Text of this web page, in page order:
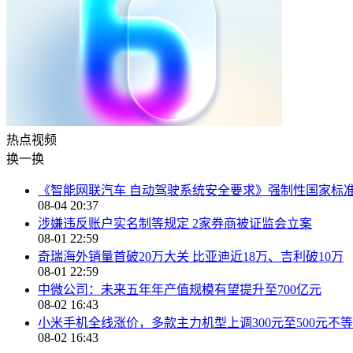
热点视频
换一换
《智能网联汽车 自动驾驶系统安全要求》强制性国家标
08-04 20:37
涉嫌违反账户实名制等规定 2家券商被证监会立案
08-01 22:59
奇瑞海外销量首破20万大关 比亚迪近18万、吉利破10万
08-01 22:59
中微公司：未来五年年产值规模有望提升至700亿元
08-02 16:43
小米手机全线涨价，多款主力机型上调300元至500元不等
08-02 16:43